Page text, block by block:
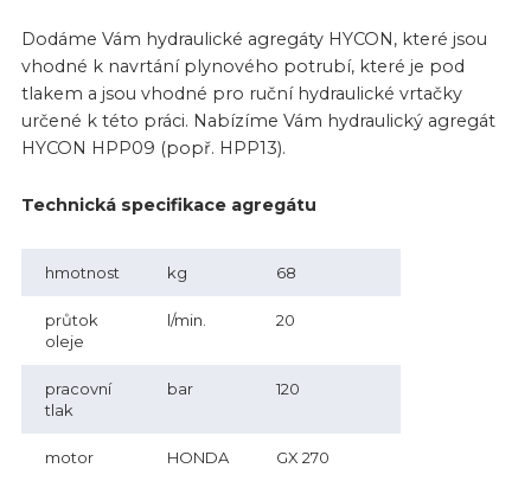
Dodáme Vám hydraulické agregáty HYCON, které jsou
vhodné k navrtání plynového potrubí, které je pod
tlakem a jsou vhodné pro ruční hydraulické vrtačky
určené k této práci. Nabízíme Vám hydraulický agregát
HYCON HPP09 (popř. HPP13).
Technická specifikace agregátu
hmotnost kg 68
průtok
oleje
l/min. 20
pracovní
tlak
bar 120
motor HONDA GX 270